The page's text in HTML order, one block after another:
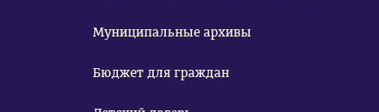
Муниципальные архивы
Бюджет для граждан